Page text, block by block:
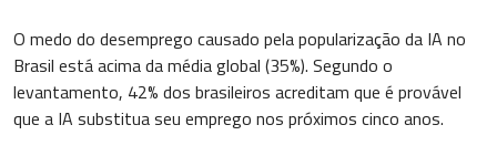
O medo do desemprego causado pela popularização da IA no
Brasil está acima da média global (35%). Segundo o
levantamento, 42% dos brasileiros acreditam que é provável
que a IA substitua seu emprego nos próximos cinco anos.